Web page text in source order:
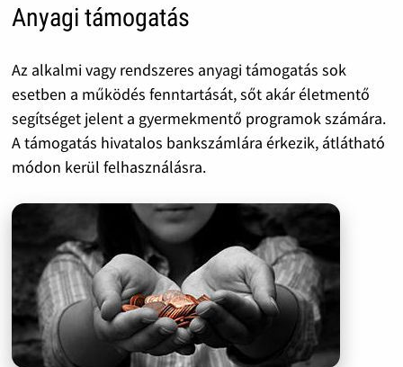
Anyagi támogatás
Az alkalmi vagy rendszeres anyagi támogatás sok
esetben a működés fenntartását, sőt akár életmentő
segítséget jelent a gyermekmentő programok számára.
A támogatás hivatalos bankszámlára érkezik, átlátható
módon kerül felhasználásra.